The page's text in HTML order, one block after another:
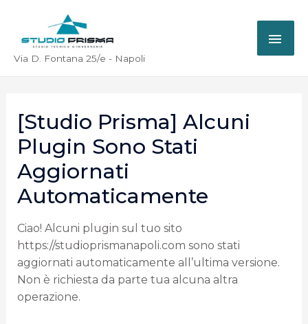
Via D. Fontana 25/e - Napoli
[Studio Prisma] Alcuni
Plugin Sono Stati
Aggiornati
Automaticamente
Ciao! Alcuni plugin sul tuo sito
https://studioprismanapoli.com sono stati
aggiornati automaticamente all’ultima versione.
Non è richiesta da parte tua alcuna altra
operazione.